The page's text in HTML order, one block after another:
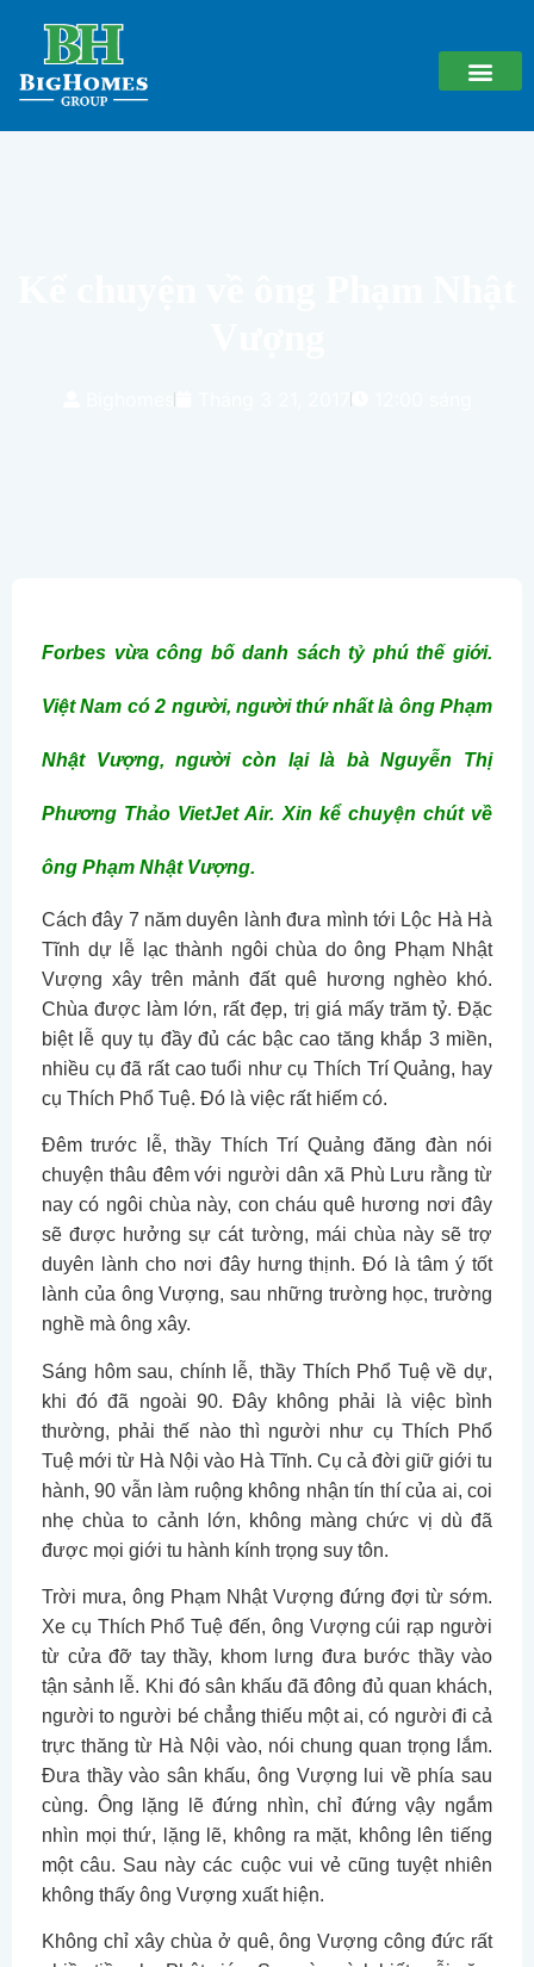
Forbes vừa công bố danh sách tỷ phú thế giới.
Việt Nam có 2 người, người thứ nhất là ông Phạm
Nhật Vượng, người còn lại là bà Nguyễn Thị
Phương Thảo VietJet Air. Xin kể chuyện chút về
ông Phạm Nhật Vượng.
Cách đây 7 năm duyên lành đưa mình tới Lộc Hà Hà
Tĩnh dự lễ lạc thành ngôi chùa do ông Phạm Nhật
Vượng xây trên mảnh đất quê hương nghèo khó.
Chùa được làm lớn, rất đẹp, trị giá mấy trăm tỷ. Đặc
biệt lễ quy tụ đầy đủ các bậc cao tăng khắp 3 miền,
nhiều cụ đã rất cao tuổi như cụ Thích Trí Quảng, hay
cụ Thích Phổ Tuệ. Đó là việc rất hiếm có.
Đêm trước lễ, thầy Thích Trí Quảng đăng đàn nói
chuyện thâu đêm với người dân xã Phù Lưu rằng từ
nay có ngôi chùa này, con cháu quê hương nơi đây
sẽ được hưởng sự cát tường, mái chùa này sẽ trợ
duyên lành cho nơi đây hưng thịnh. Đó là tâm ý tốt
lành của ông Vượng, sau những trường học, trường
nghề mà ông xây.
Sáng hôm sau, chính lễ, thầy Thích Phổ Tuệ về dự,
khi đó đã ngoài 90. Đây không phải là việc bình
thường, phải thế nào thì người như cụ Thích Phổ
Tuệ mới từ Hà Nội vào Hà Tĩnh. Cụ cả đời giữ giới tu
hành, 90 vẫn làm ruộng không nhận tín thí của ai, coi
nhẹ chùa to cảnh lớn, không màng chức vị dù đã
được mọi giới tu hành kính trọng suy tôn.
Trời mưa, ông Phạm Nhật Vượng đứng đợi từ sớm.
Xe cụ Thích Phổ Tuệ đến, ông Vượng cúi rạp người
từ cửa đỡ tay thầy, khom lưng đưa bước thầy vào
tận sảnh lễ. Khi đó sân khấu đã đông đủ quan khách,
người to người bé chẳng thiếu một ai, có người đi cả
trực thăng từ Hà Nội vào, nói chung quan trọng lắm.
Đưa thầy vào sân khấu, ông Vượng lui về phía sau
cùng. Ông lặng lẽ đứng nhìn, chỉ đứng vậy ngắm
nhìn mọi thứ, lặng lẽ, không ra mặt, không lên tiếng
một câu. Sau này các cuộc vui vẻ cũng tuyệt nhiên
không thấy ông Vượng xuất hiện.
Không chỉ xây chùa ở quê, ông Vượng công đức rất